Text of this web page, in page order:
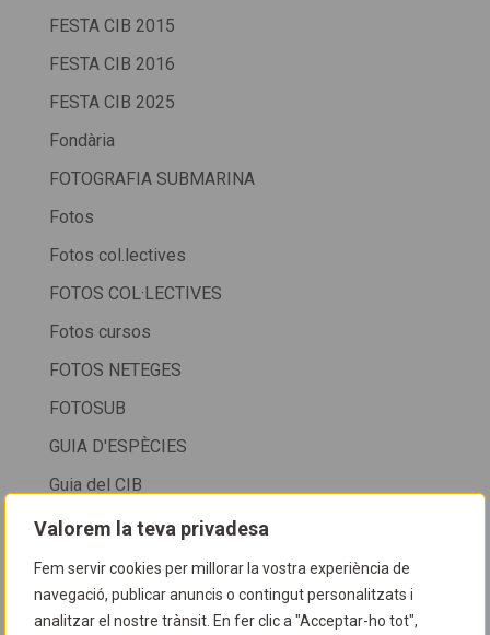
Valorem la teva privadesa
Fem servir cookies per millorar la vostra experiència de
navegació, publicar anuncis o contingut personalitzats i
analitzar el nostre trànsit. En fer clic a "Acceptar-ho tot",
FESTA CIB 2015
FESTA CIB 2016
FESTA CIB 2025
Fondària
FOTOGRAFIA SUBMARINA
Fotos
Fotos col.lectives
FOTOS COL·LECTIVES
Fotos cursos
FOTOS NETEGES
FOTOSUB
GUIA D'ESPÈCIES
Guia del CIB
HORARI
HORARI CIB
HORARI CIB + SALÓ DE LA IMMERSIÓ DE LA FIRA
DE CORNELLÀ